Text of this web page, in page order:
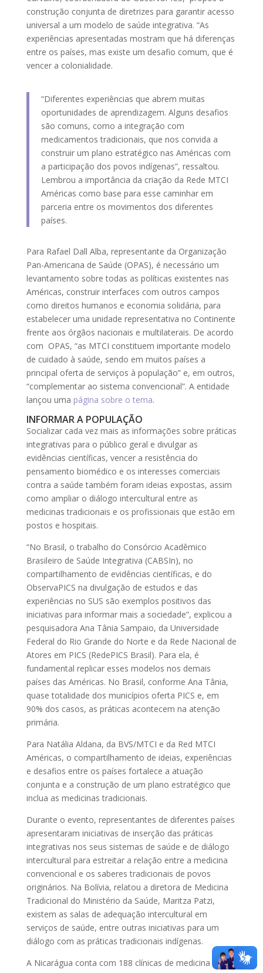
construção conjunta de diretrizes para garantir acesso
universal a um modelo de saúde integrativa. “As
experiências apresentadas mostram que há diferenças
entre os países, mas existe um desafio comum, que é
vencer a colonialidade.
“Diferentes experiências que abrem muitas
oportunidades de aprendizagem. Alguns desafios
são comuns, como a integração com
medicamentos tradicionais, que nos convida a
construir um plano estratégico nas Américas com
a participação dos povos indígenas”, ressaltou.
Lembrou a importância da criação da Rede MTCI
Américas como base para esse caminhar em
parceria entre os movimentos dos diferentes
países.
Para Rafael Dall Alba, representante da Organização
Pan-Americana de Saúde (OPAS), é necessário um
levantamento sobre todas as políticas existentes nas
Américas, construir interfaces com outros campos
como direitos humanos e economia solidária, para
estabelecer uma unidade representativa no Continente
frente aos órgãos nacionais e multilaterais. De acordo
com OPAS, “as MTCI constituem importante modelo
de cuidado à saúde, sendo em muitos países a
principal oferta de serviços à população” e, em outros,
“complementar ao sistema convencional”. A entidade
lançou uma página sobre o tema.
INFORMAR A POPULAÇÃO
Socializar cada vez mais as informações sobre práticas
integrativas para o público geral e divulgar as
evidências científicas, vencer a resistência do
pensamento biomédico e os interesses comerciais
contra a saúde também foram ideias expostas, assim
como ampliar o diálogo intercultural entre as
medicinas tradicionais e os profissionais que estão em
postos e hospitais.
“No Brasil, o trabalho do Consórcio Acadêmico
Brasileiro de Saúde Integrativa (CABSIn), no
compartilhamento de evidências científicas, e do
ObservaPICS na divulgação de estudos e das
experiências no SUS são exemplos positivos das
iniciativas para informar mais a sociedade”, explicou a
pesquisadora Ana Tânia Sampaio, da Universidade
Federal do Rio Grande do Norte e da Rede Nacional de
Atores em PICS (RedePICS Brasil). Para ela, é
fundamental replicar esses modelos nos demais
países das Américas. No Brasil, conforme Ana Tânia,
quase totalidade dos municípios oferta PICS e, em
90% dos casos, as práticas acontecem na atenção
primária.
Para Natália Aldana, da BVS/MTCI e da Red MTCI
Américas, o compartilhamento de ideias, experiências
e desafios entre os países fortalece a atuação
conjunta e a construção de um plano estratégico que
inclua as medicinas tradicionais.
Durante o evento, representantes de diferentes países
apresentaram iniciativas de inserção das práticas
integrativas nos seus sistemas de saúde e de diálogo
intercultural para estreitar a relação entre a medicina
convencional e os saberes tradicionais de povos
originários. Na Bolívia, relatou a diretora de Medicina
Tradicional do Ministério da Saúde, Maritza Patzi,
existem as salas de adequação intercultural em
serviços de saúde, entre outras iniciativas para um
diálogo com as práticas tradicionais indígenas.
A Nicarágua conta com 188 clínicas de medicina